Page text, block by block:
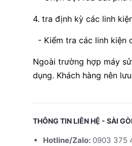
4. tra định kỳ các linh
- Kiểm tra các linh kiện
Ngoài trường hợp máy
dụng. Khách hàng nên
THÔNG TIN LIÊN HỆ - SÀI
Hotline/Zalo: 0903 375